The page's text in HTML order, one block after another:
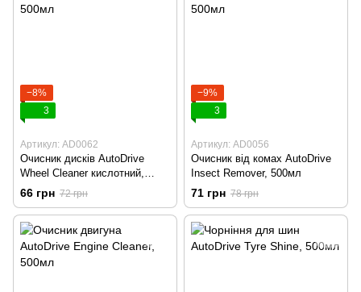
−8%
3
Артикул: AD0062
Очисник дисків AutoDrive
Wheel Cleaner кислотний,
500мл
66 грн 72 грн
−9%
3
Артикул: AD0056
Очисник від комах AutoDrive
Insect Remover, 500мл
71 грн 78 грн